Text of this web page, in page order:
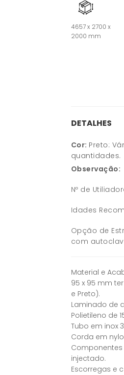
4657 x 2700 x
2000 mm
DETALHES
Cor: Preto:
quantidades.
Observação:
Nº de
Idades
Opção de
com
Material e
95 x 95 mm
e Preto).
Laminado de
Polietileno de
Tubo em inox
Corda em
injectado.
Escorregas e